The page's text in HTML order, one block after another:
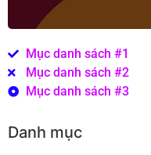
Mục danh sách #1
Mục danh sách #2
Mục danh sách #3
Danh mục